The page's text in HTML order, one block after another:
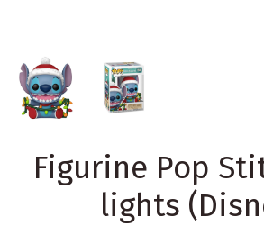
Figurine Pop
lights